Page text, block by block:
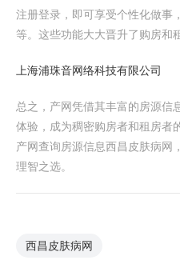
注册登录，即可享受个性化做事
等。这些功能大大晋升了购房和
上海浦珠音网络科技有限公司
总之，产网凭借其丰富的房源信
体验，成为稠密购房者和租房者
产网查询房源信息西昌皮肤病网
理智之选。
西昌皮肤病网